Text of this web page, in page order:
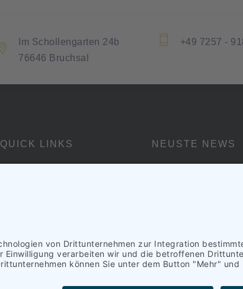
Im Schollengarten 24b
76646 Bruchsal
+49 7257 -
QUICK LINKS NEUSTE NEWS